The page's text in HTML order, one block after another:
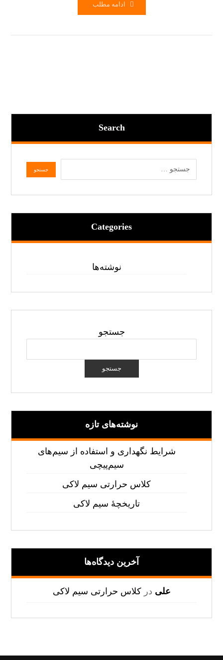
ادامه مطلب
Search
Categories
نوشته‌ها
جستجو
جستجو
نوشته‌های تازه
شرایط نگهداری و استفاده از سیم‌های
سیم‌پیچی
کلاس حرارتی سیم لاکی
تاریخچۀ سیم لاکی
آخرین دیدگاه‌ها
علی درکلاس حرارتی سیم لاکی